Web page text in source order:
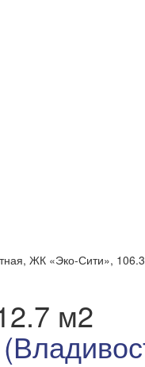
ЖК «Эко-Сити»,
м2